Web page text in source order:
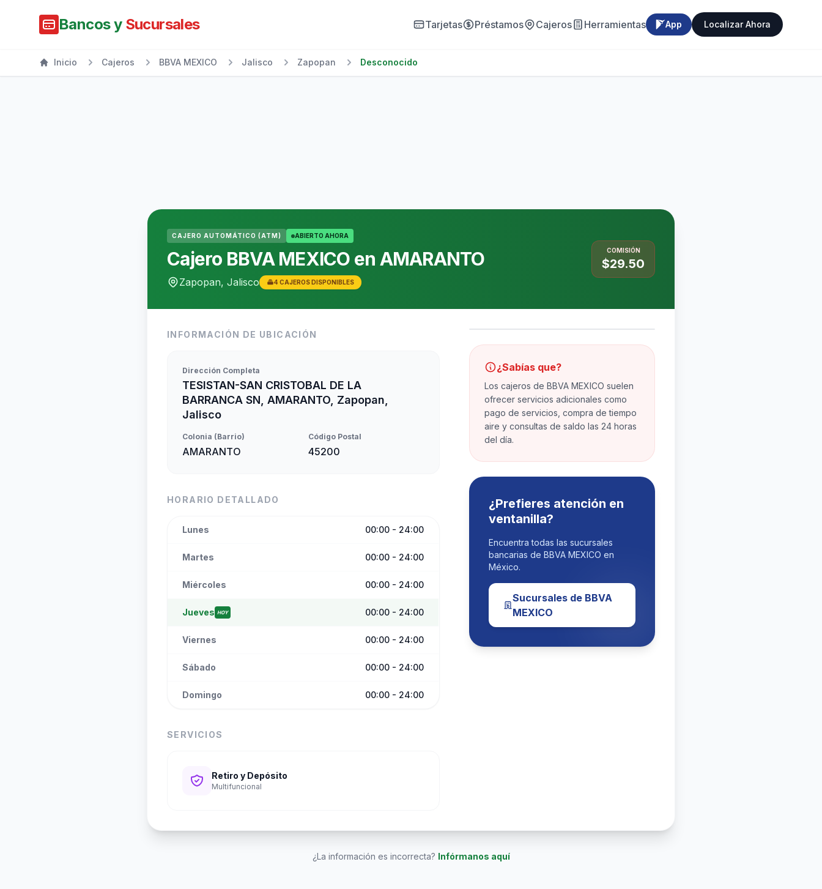
Bancos y Sucursales Tarjetas Préstamos Cajeros Herramientas App Localizar Ahora
Inicio Cajeros BBVA MEXICO Jalisco Zapopan Desconocido
CAJERO AUTOMÁTICO (ATM) ABIERTO AHORA
Cajero BBVA MEXICO en AMARANTO
Zapopan, Jalisco 4 CAJEROS DISPONIBLES
COMISIÓN
$29.50
INFORMACIÓN DE UBICACIÓN
Dirección Completa
TESISTAN-SAN CRISTOBAL DE LA
BARRANCA SN, AMARANTO, Zapopan,
Jalisco
Colonia (Barrio)
AMARANTO
Código Postal
45200
HORARIO DETALLADO
Lunes 00:00 - 24:00
Martes 00:00 - 24:00
Miércoles 00:00 - 24:00
Jueves HOY 00:00 - 24:00
Viernes 00:00 - 24:00
Sábado 00:00 - 24:00
Domingo 00:00 - 24:00
SERVICIOS
Retiro y Depósito
Multifuncional
Ubicación Precisa
Lat: 20.80867000, Lng: -103.45567000
Abrir Navegación GPS
¿Sabías que?
Los cajeros de BBVA MEXICO suelen
ofrecer servicios adicionales como
pago de servicios, compra de tiempo
aire y consultas de saldo las 24 horas
del día.
¿Prefieres atención en
ventanilla?
Encuentra todas las sucursales
bancarias de BBVA MEXICO en
México.
Sucursales de BBVA
MEXICO
¿La información es incorrecta? Infórmanos aquí